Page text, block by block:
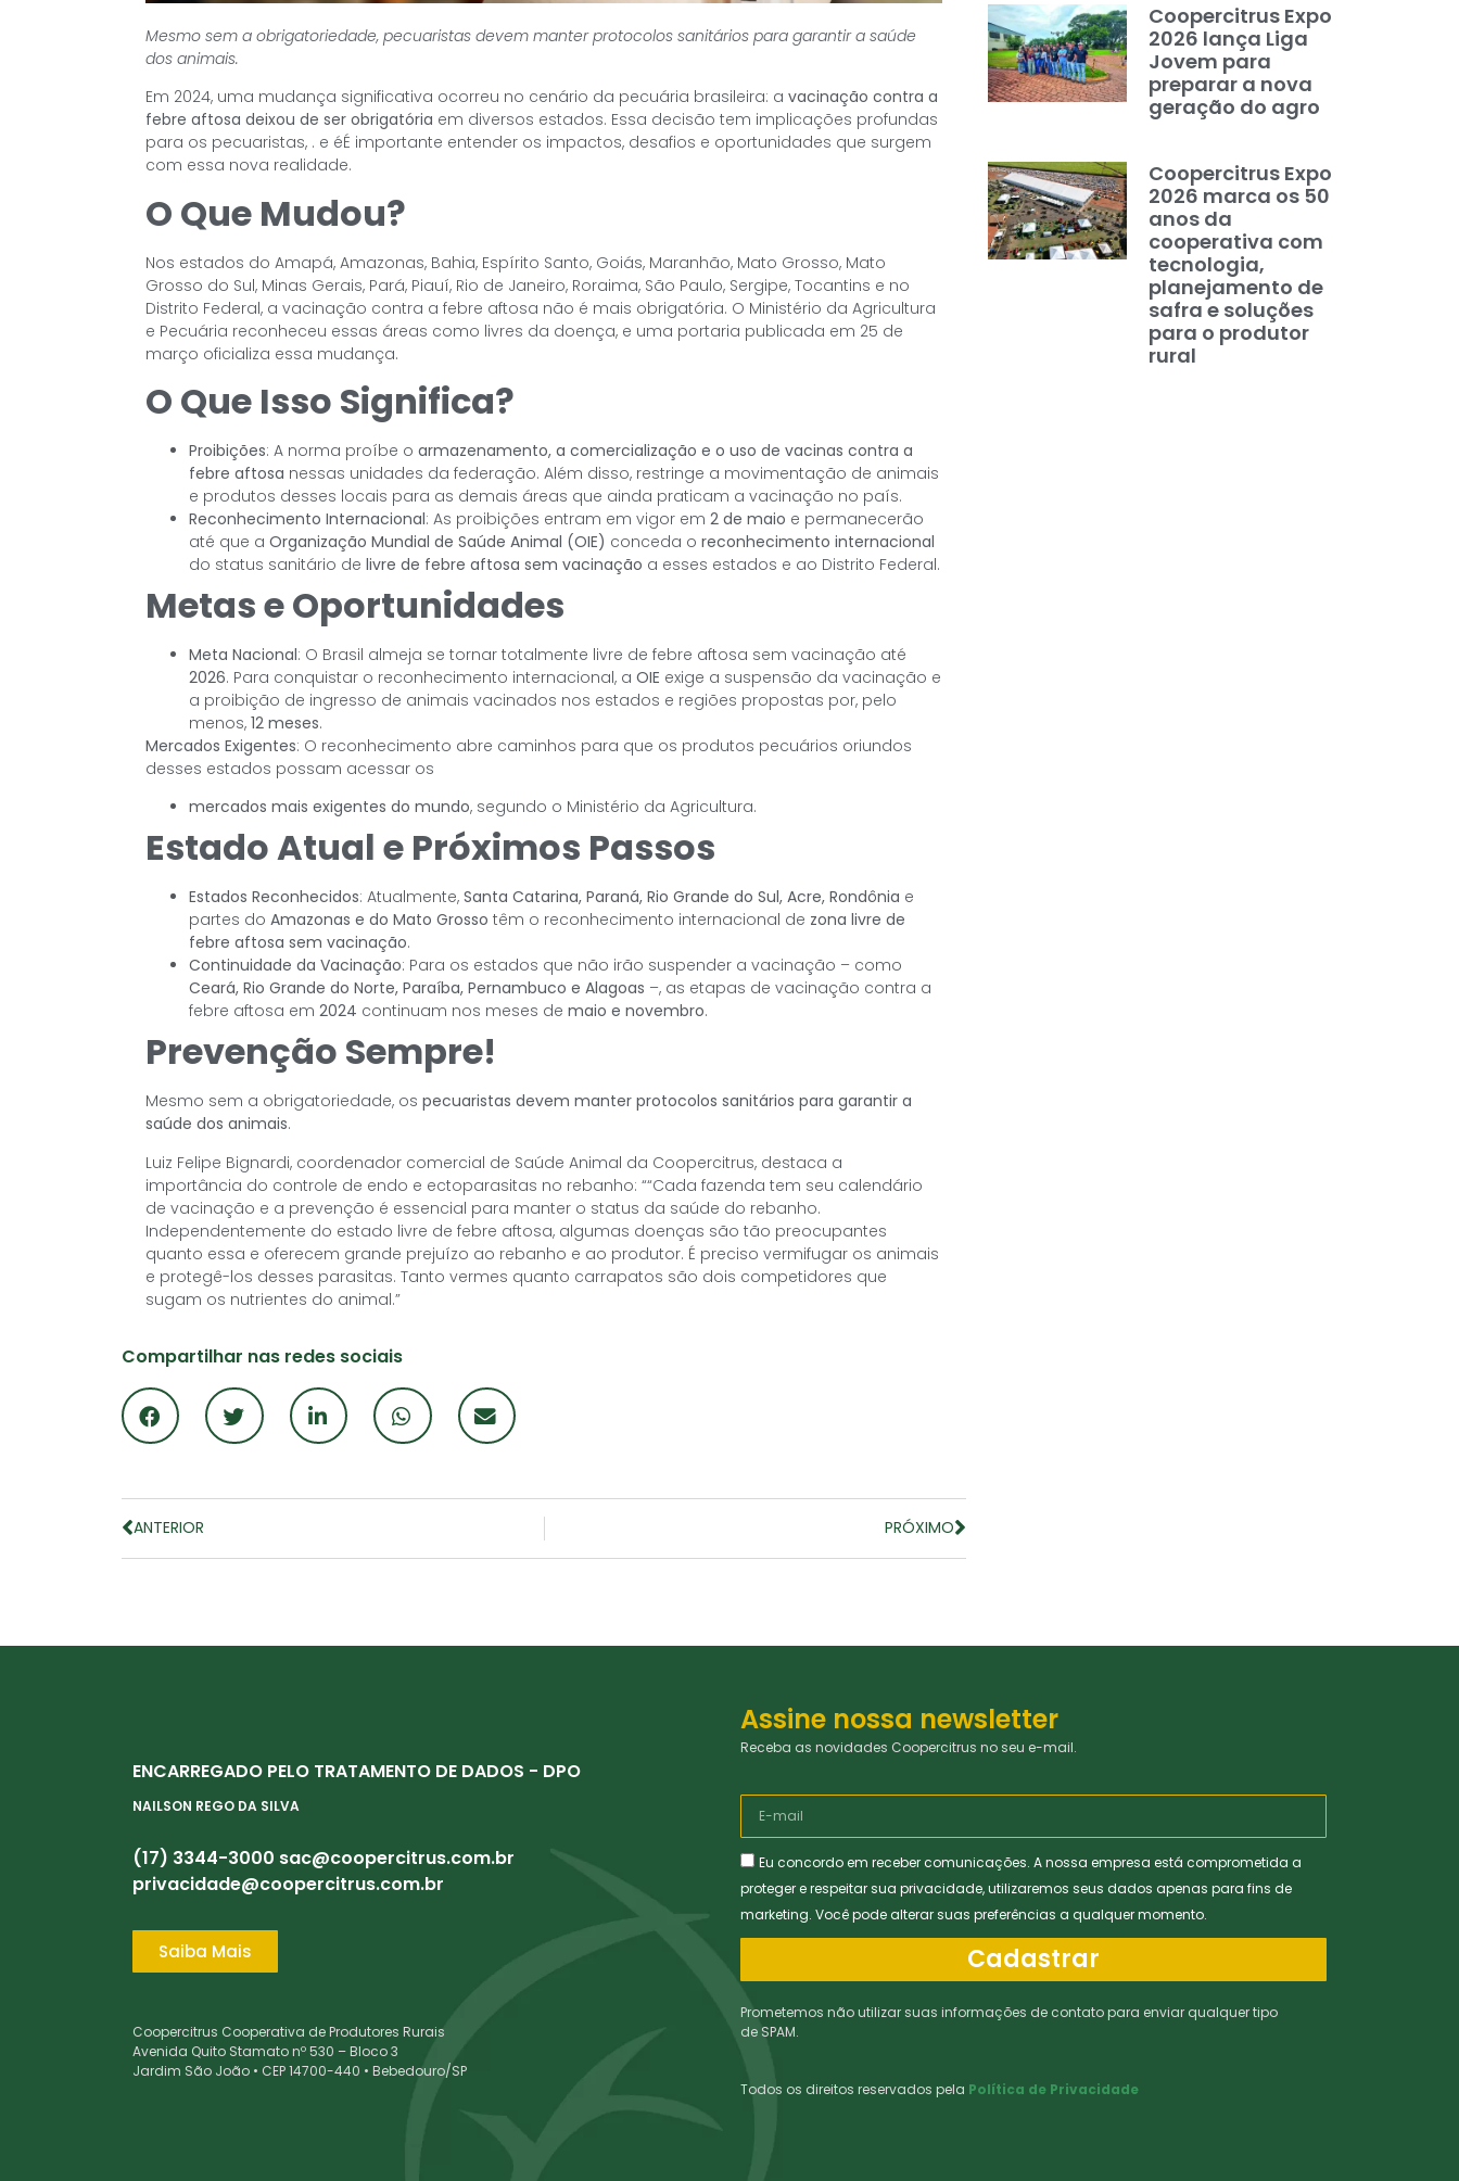
Mesmo sem a obrigatoriedade, pecuaristas devem manter protocolos sanitários para garantir a saúde
dos animais.
Em 2024, uma mudança significativa ocorreu no cenário da pecuária brasileira: a vacinação contra a
febre aftosa deixou de ser obrigatória em diversos estados. Essa decisão tem implicações profundas
para os pecuaristas, . e éÉ importante entender os impactos, desafios e oportunidades que surgem
com essa nova realidade.
O Que Mudou?
Nos estados do Amapá, Amazonas, Bahia, Espírito Santo, Goiás, Maranhão, Mato Grosso, Mato
Grosso do Sul, Minas Gerais, Pará, Piauí, Rio de Janeiro, Roraima, São Paulo, Sergipe, Tocantins e no
Distrito Federal, a vacinação contra a febre aftosa não é mais obrigatória. O Ministério da Agricultura
e Pecuária reconheceu essas áreas como livres da doença, e uma portaria publicada em 25 de
março oficializa essa mudança.
O Que Isso Significa?
Proibições: A norma proíbe o armazenamento, a comercialização e o uso de vacinas contra a
febre aftosa nessas unidades da federação. Além disso, restringe a movimentação de animais
e produtos desses locais para as demais áreas que ainda praticam a vacinação no país.
Reconhecimento Internacional: As proibições entram em vigor em 2 de maio e permanecerão
até que a Organização Mundial de Saúde Animal (OIE) conceda o reconhecimento internacional
do status sanitário de livre de febre aftosa sem vacinação a esses estados e ao Distrito Federal.
Metas e Oportunidades
Meta Nacional: O Brasil almeja se tornar totalmente livre de febre aftosa sem vacinação até
2026. Para conquistar o reconhecimento internacional, a OIE exige a suspensão da vacinação e
a proibição de ingresso de animais vacinados nos estados e regiões propostas por, pelo
menos, 12 meses.
Mercados Exigentes: O reconhecimento abre caminhos para que os produtos pecuários oriundos
desses estados possam acessar os
mercados mais exigentes do mundo, segundo o Ministério da Agricultura.
Estado Atual e Próximos Passos
Estados Reconhecidos: Atualmente, Santa Catarina, Paraná, Rio Grande do Sul, Acre, Rondônia e
partes do Amazonas e do Mato Grosso têm o reconhecimento internacional de zona livre de
febre aftosa sem vacinação.
Continuidade da Vacinação: Para os estados que não irão suspender a vacinação – como
Ceará, Rio Grande do Norte, Paraíba, Pernambuco e Alagoas –, as etapas de vacinação contra a
febre aftosa em 2024 continuam nos meses de maio e novembro.
Prevenção Sempre!
Mesmo sem a obrigatoriedade, os pecuaristas devem manter protocolos sanitários para garantir a
saúde dos animais.
Luiz Felipe Bignardi, coordenador comercial de Saúde Animal da Coopercitrus, destaca a
importância do controle de endo e ectoparasitas no rebanho: ““Cada fazenda tem seu calendário
de vacinação e a prevenção é essencial para manter o status da saúde do rebanho.
Independentemente do estado livre de febre aftosa, algumas doenças são tão preocupantes
quanto essa e oferecem grande prejuízo ao rebanho e ao produtor. É preciso vermifugar os animais
e protegê-los desses parasitas. Tanto vermes quanto carrapatos são dois competidores que
sugam os nutrientes do animal.”
Compartilhar nas redes sociais
ANTERIOR PRÓXIMO
Coopercitrus Expo
2026 lança Liga
Jovem para
preparar a nova
geração do agro
Coopercitrus Expo
2026 marca os 50
anos da
cooperativa com
tecnologia,
planejamento de
safra e soluções
para o produtor
rural
ENCARREGADO PELO TRATAMENTO DE DADOS - DPO
NAILSON REGO DA SILVA
(17) 3344-3000 sac@coopercitrus.com.br
privacidade@coopercitrus.com.br
Saiba Mais
Coopercitrus Cooperativa de Produtores Rurais
Avenida Quito Stamato nº 530 – Bloco 3
Jardim São João • CEP 14700-440 • Bebedouro/SP
Assine nossa newsletter
Receba as novidades Coopercitrus no seu e-mail.
Eu concordo em receber comunicações. A nossa empresa está comprometida a
proteger e respeitar sua privacidade, utilizaremos seus dados apenas para fins de
marketing. Você pode alterar suas preferências a qualquer momento.
Cadastrar
Prometemos não utilizar suas informações de contato para enviar qualquer tipo
de SPAM.
Todos os direitos reservados pela Política de Privacidade